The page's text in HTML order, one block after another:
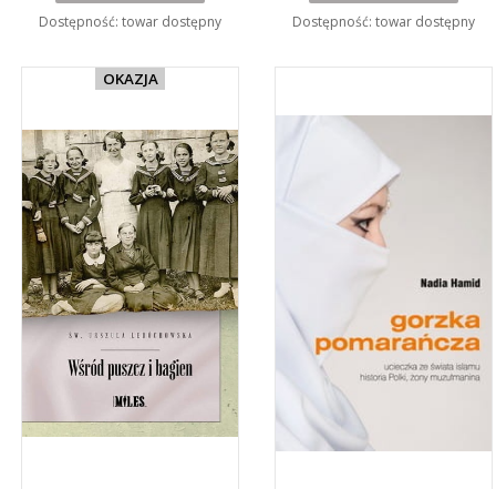
Dostępność: towar dostępny Dostępność: towar dostępny
OKAZJA